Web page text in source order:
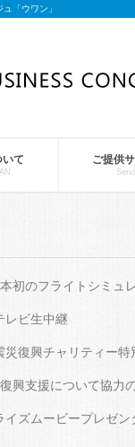
「ウワン」
て ご提供
初のフライトシミュ
レビ生中継
災復興チャリティー特
興支援について協力
イズムービープレゼン